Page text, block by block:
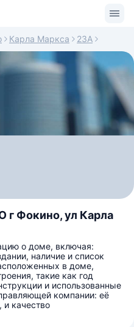
Карла Маркса 23А
г Фокино, ул Карла
о доме, включая:
наличие и список
в доме,
такие как год
и использованные
компании: её
и качество